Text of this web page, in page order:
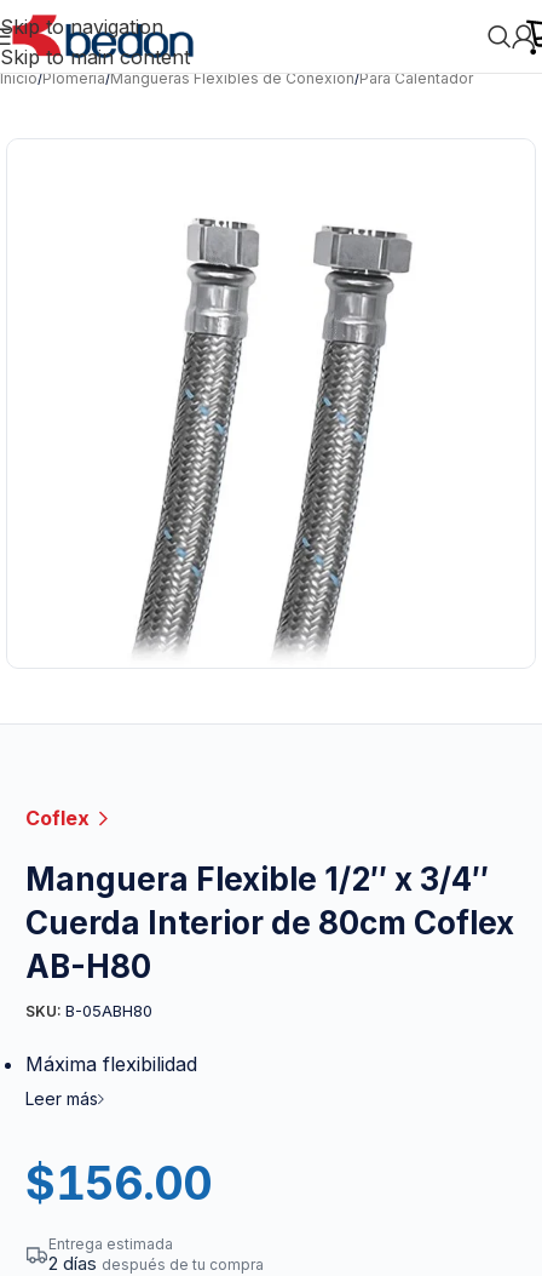
Skip to navigation
Skip to main content
Inicio/Plomería/Mangueras Flexibles de Conexión/Para Calentador
Coflex
Manguera Flexible 1/2″ x 3/4″
Cuerda Interior de 80cm Coflex
AB-H80
SKU: B-05ABH80
Máxima flexibilidad
Leer más
$156.00
Entrega estimada
2 días después de tu compra